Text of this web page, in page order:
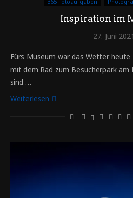
Inspiration im
27. Juni 2021
Fürs Museum war das Wetter heute
mit dem Rad zum Besucherpark
sind …
Weiterlesen